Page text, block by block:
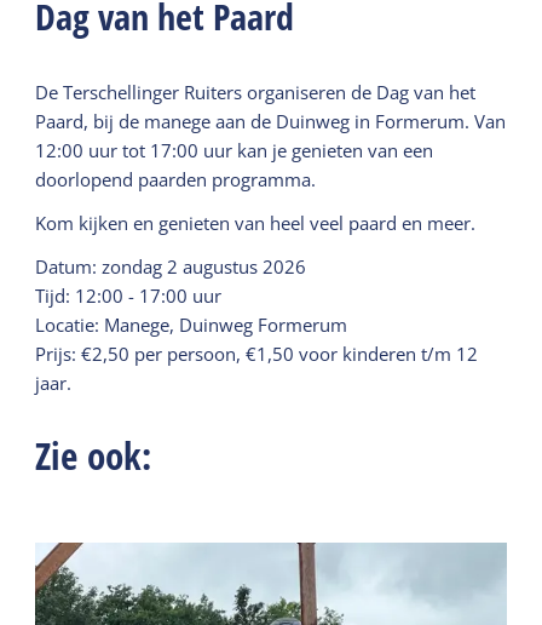
Dag van het Paard
De Terschellinger Ruiters organiseren de Dag van het
Paard, bij de manege aan de Duinweg in Formerum. Van
12:00 uur tot 17:00 uur kan je genieten van een
doorlopend paarden programma.
Kom kijken en genieten van heel veel paard en meer.
Datum: zondag 2 augustus 2026
Tijd: 12:00 - 17:00 uur
Locatie: Manege, Duinweg Formerum
Prijs: €2,50 per persoon, €1,50 voor kinderen t/m 12
jaar.
Zie ook: